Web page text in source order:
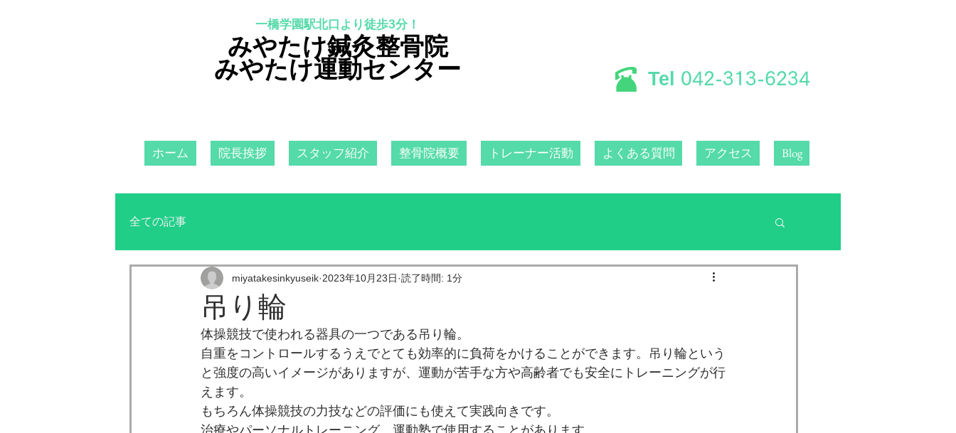
一橋学園駅北口より徒歩3分！
みやたけ鍼灸整骨院
みやたけ運動センター
Tel ​042-313-6234
ホーム 院長挨拶 スタッフ紹介 整骨院概要 トレーナー活動 よくある質問 アクセス Blog
全ての記事
吊り輪
miyatakesinkyuseik 2023年10月23日 読了時間: 1分
​体操競技で使われる器具の一つである吊り輪。
自重をコントロールするうえでとても効率的に負荷をかけることができます。吊り輪という
と強度の高いイメージがありますが、運動が苦手な方や高齢者でも安全にトレーニングが行
えます。
​もちろん体操競技の力技などの評価にも使えて実践向きです。
治療やパーソナルトレーニング、運動塾で使用することがあります。